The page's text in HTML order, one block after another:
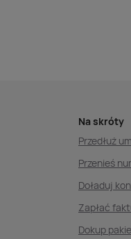
Na skróty
Przedłuż
Przenieś
Doładuj
Zapłać
Dokup